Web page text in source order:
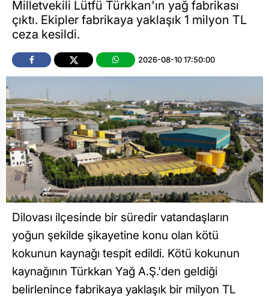
Milletvekili Lütfü Türkkan'ın yağ fabrikası
çıktı. Ekipler fabrikaya yaklaşık 1 milyon TL
ceza kesildi.
2026-08-10 17:50:00
Dilovası ilçesinde bir süredir vatandaşların
yoğun şekilde şikayetine konu olan kötü
kokunun kaynağı tespit edildi. Kötü kokunun
kaynağının Türkkan Yağ A.Ş.'den geldiği
belirlenince fabrikaya yaklaşık bir milyon TL